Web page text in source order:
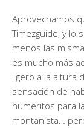
Aprovechamos
Timezguide, y lo
menos las
es mucho más
ligero a la altura
sensación de
numeritos para
montanista…